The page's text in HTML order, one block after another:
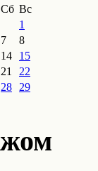
Сб Вс
1
7
8
14
15
21
22
28
29